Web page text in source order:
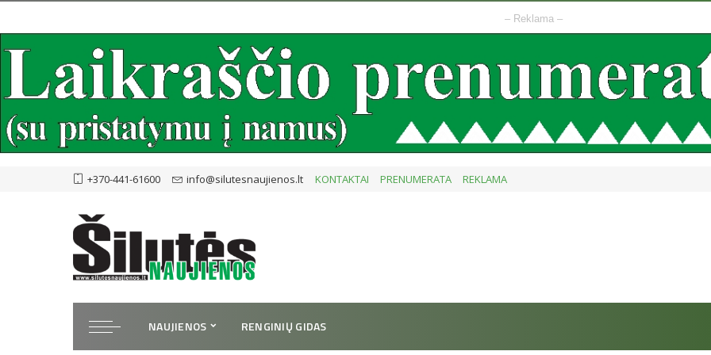
– Reklama –
+370-441-61600 info@silutesnaujienos.lt KONTAKTAI PRENUMERATA REKLAMA
NAUJIENOS RENGINIŲ GIDAS